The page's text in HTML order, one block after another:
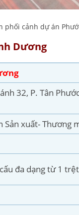
phối cảnh dự án
Dương
32, P. Tân
xuất- Thương
đa dạng từ 1